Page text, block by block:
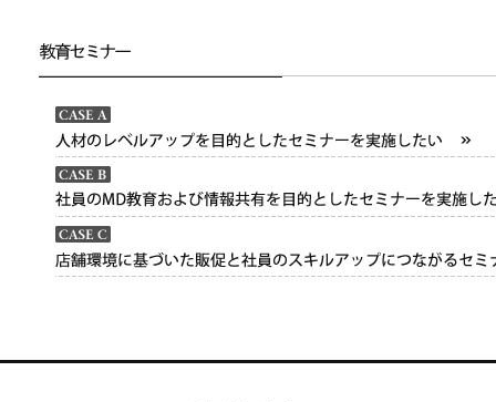
人材のレベルアップを目的としたセミナーを実施したい
社員のMD教育および情報共有を目的としたセミナーを実施したい
店舗環境に基づいた販促と社員のスキルアップにつながるセミナーを実施したい